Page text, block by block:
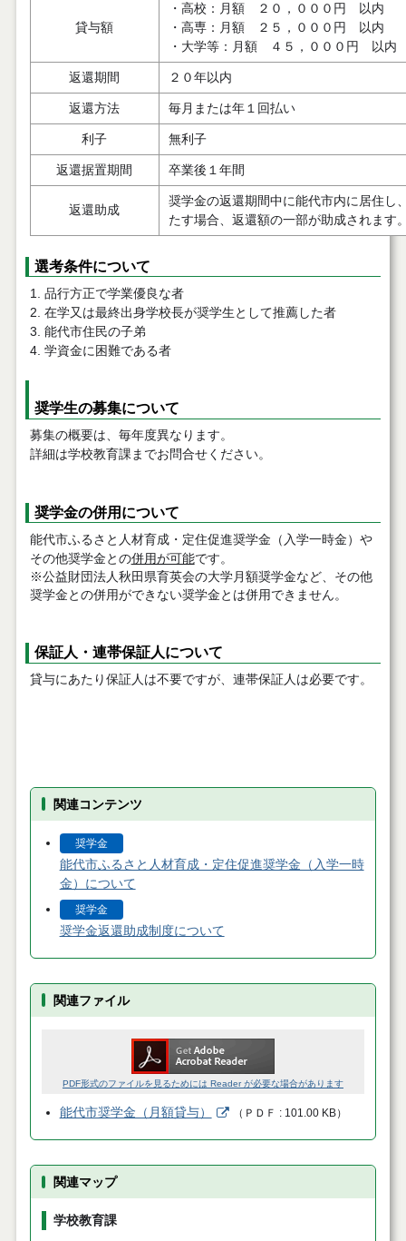
貸与額
・高校：月額 ２０，０００円 以内
・高専：月額 ２５，０００円 以内
・大学等：月額 ４５，０００円 以内
返還期間 ２０年以内
返還方法 毎月または年１回払い
利子 無利子
返還据置期間 卒業後１年間
返還助成
奨学金の返還期間中に能代市内に居住し
たす場合、返還額の一部が助成されます
選考条件について
品行方正で学業優良な者
在学又は最終出身学校長が奨学生として推薦した者
能代市住民の子弟
学資金に困難である者
奨学生の募集について
募集の概要は、毎年度異なります。
詳細は学校教育課までお問合せください。
奨学金の併用について
能代市ふるさと人材育成・定住促進奨学金（入学一時金）や
その他奨学金との併用が可能です。
※公益財団法人秋田県育英会の大学月額奨学金など、その他
奨学金との併用ができない奨学金とは併用できません。
保証人・連帯保証人について
貸与にあたり保証人は不要ですが、連帯保証人は必要です。
関連コンテンツ
奨学金
能代市ふるさと人材育成・定住促進奨学金（入学一時
金）について
奨学金
奨学金返還助成制度について
関連ファイル
PDF形式のファイルを見るためには Reader が必要な場合があります
能代市奨学金（月額貸与） （ ＰＤＦ 101.00 KB）
関連マップ
学校教育課